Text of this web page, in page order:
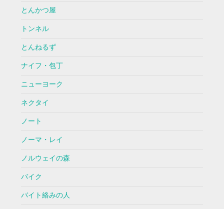
とんかつ屋
トンネル
とんねるず
ナイフ・包丁
ニューヨーク
ネクタイ
ノート
ノーマ・レイ
ノルウェイの森
バイク
バイト絡みの人